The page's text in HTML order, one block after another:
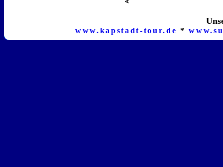
www.kapstadt-tour.de *